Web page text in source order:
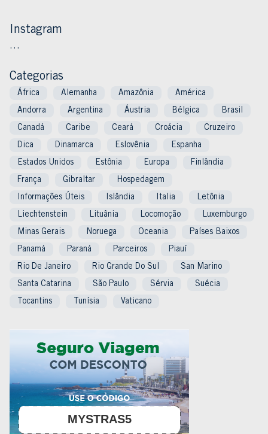
Instagram
…
Categorias
África Alemanha Amazônia América
Andorra Argentina Áustria Bélgica Brasil
Canadá Caribe Ceará Croácia Cruzeiro
Dica Dinamarca Eslovênia Espanha
Estados Unidos Estônia Europa Finlândia
França Gibraltar Hospedagem
Informações Úteis Islândia Italia Letônia
Liechtenstein Lituânia Locomoção Luxemburgo
Minas Gerais Noruega Oceania Países Baixos
Panamá Paraná Parceiros Piauí
Rio De Janeiro Rio Grande Do Sul San Marino
Santa Catarina São Paulo Sérvia Suécia
Tocantins Tunísia Vaticano
MYSTRAS5